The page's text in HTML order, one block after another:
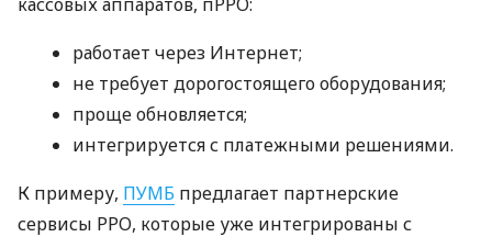
работает через Интернет;
не требует дорогостоящего оборудования;
проще обновляется;
интегрируется с платежными решениями.
К примеру, ПУМБ предлагает партнерские
сервисы РРО, которые уже интегрированы с